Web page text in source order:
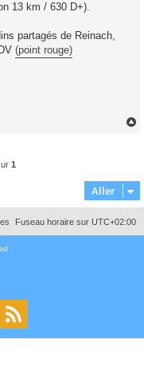
13 km / 630 D+).
partagés de Reinach,
(point rouge)
1
Aller
Fuseau horaire sur UTC+02:00